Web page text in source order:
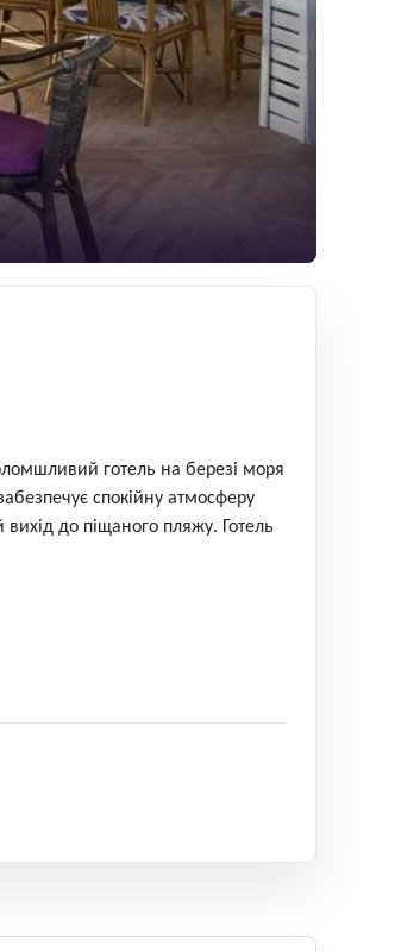
готель на березі моря
спокійну атмосферу
до піщаного пляжу. Готель